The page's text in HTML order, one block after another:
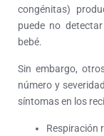
congénitas)
puede no
bebé.
Sin embargo,
número y
síntomas en los
Respiración